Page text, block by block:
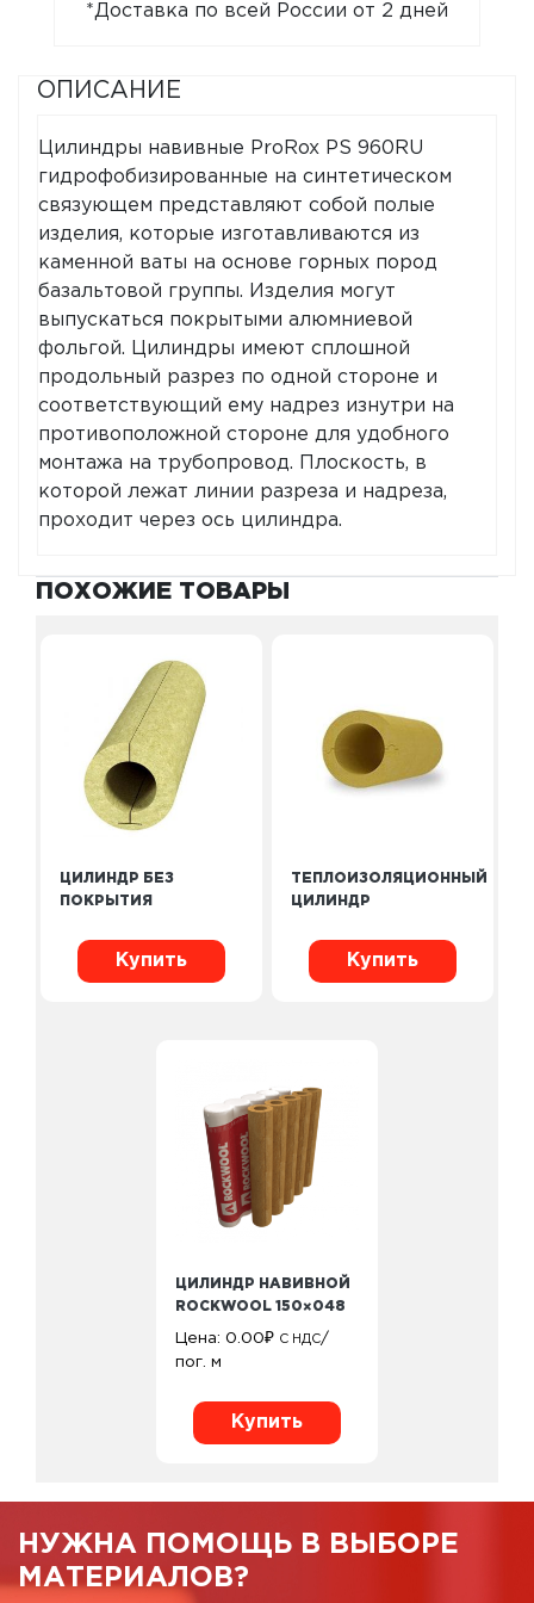
*Доставка по всей России от 2 дней
ОПИСАНИЕ
Цилиндры навивные ProRox PS 960RU
гидрофобизированные на синтетическом
связующем представляют собой полые
изделия, которые изготавливаются из
каменной ваты на основе горных пород
базальтовой группы. Изделия могут
выпускаться покрытыми алюмниевой
фольгой. Цилиндры имеют сплошной
продольный разрез по одной стороне и
соответствующий ему надрез изнутри на
противоположной стороне для удобного
монтажа на трубопровод. Плоскость, в
которой лежат линии разреза и надреза,
проходит через ось цилиндра.
ПОХОЖИЕ ТОВАРЫ
ЦИЛИНДР БЕЗ
ПОКРЫТИЯ
Купить
ТЕПЛОИЗОЛЯЦИОННЫЙ
ЦИЛИНДР
Купить
ЦИЛИНДР НАВИВНОЙ
ROCKWOOL 150×048
Цена: 0.00₽ С НДС/
пог. м
Купить
НУЖНА ПОМОЩЬ В ВЫБОРЕ
МАТЕРИАЛОВ?